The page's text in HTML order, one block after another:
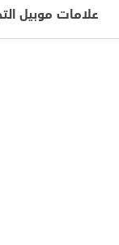
علامات موبيل